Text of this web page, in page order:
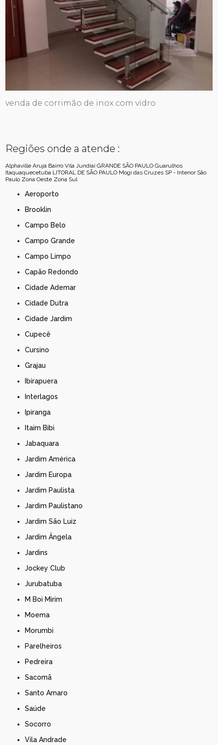
venda de corrimão de inox com vidro
Regiões onde a atende :
Alphaville Arujá Bairro Vila Jundiaí GRANDE SÃO PAULO Guarulhos
Itaquaquecetuba LITORAL DE SÃO PAULO Mogi das Cruzes SP - Interior São
Paulo Zona Oeste Zona Sul
Aeroporto
Brooklin
Campo Belo
Campo Grande
Campo Limpo
Capão Redondo
Cidade Ademar
Cidade Dutra
Cidade Jardim
Cupecê
Cursino
Grajau
Ibirapuera
Interlagos
Ipiranga
Itaim Bibi
Jabaquara
Jardim América
Jardim Europa
Jardim Paulista
Jardim Paulistano
Jardim São Luiz
Jardim Ângela
Jardins
Jockey Club
Jurubatuba
M Boi Mirim
Moema
Morumbi
Parelheiros
Pedreira
Sacomã
Santo Amaro
Saúde
Socorro
Vila Andrade